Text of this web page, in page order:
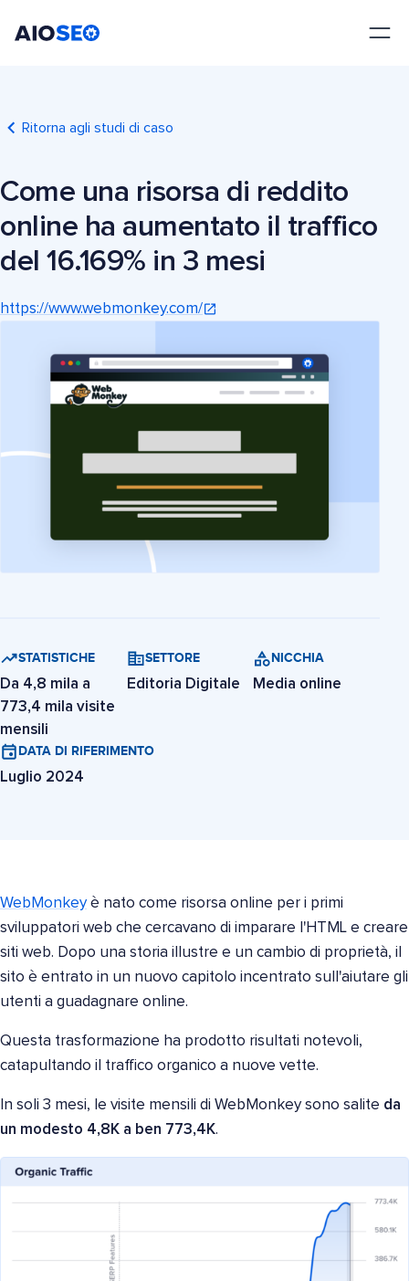
Ritorna agli studi di caso
Come una risorsa di reddito
online ha aumentato il traffico
del 16.169% in 3 mesi
https://www.webmonkey.com/
STATISTICHE
Da 4,8 mila a
773,4 mila visite
mensili
SETTORE
Editoria Digitale
NICCHIA
Media online
DATA DI RIFERIMENTO
Luglio 2024
WebMonkeyè nato come risorsa online per i primi
sviluppatori web che cercavano di imparare l'HTML e creare
siti web. Dopo una storia illustre e un cambio di proprietà, il
sito è entrato in un nuovo capitolo incentrato sull'aiutare gli
utenti a guadagnare online.
Questa trasformazione ha prodotto risultati notevoli,
catapultando il traffico organico a nuove vette.
In soli 3 mesi, le visite mensili di WebMonkey sono salite da
un modesto 4,8K a ben 773,4K.